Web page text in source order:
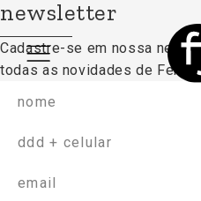
moti recamier
Seguindo o conceito da linha, o
newsletter
Cadastre-se em nossa
todas as novidades de